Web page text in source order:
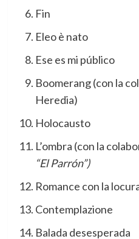
Fin
Eleo è nato
Ese es mi público
Boomerang (con la
Heredia)
Holocausto
L’ombra (con la
“El Parrón”)
Romance con la
Contemplazione
Balada desesperada